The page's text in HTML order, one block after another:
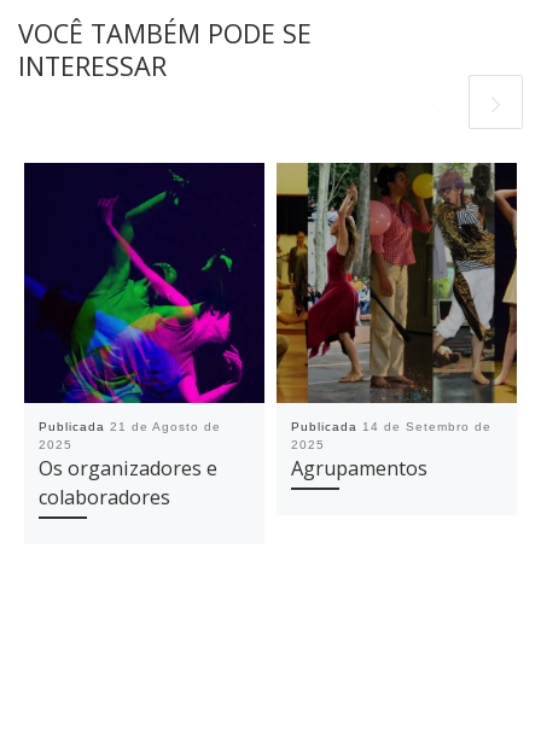
VOCÊ TAMBÉM PODE SE
INTERESSAR
Publicada 21 de Agosto de
2025
Os organizadores e
colaboradores
Publicada
14 de Setembro de
2025
Agrupamentos